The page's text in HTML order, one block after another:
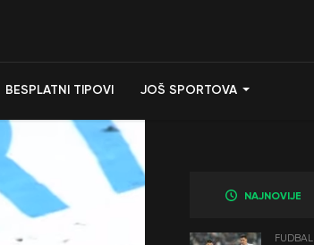
BESPLATNI TIPOVI JOŠ SPORTOVA
NAJNOVIJE
FUDBAL